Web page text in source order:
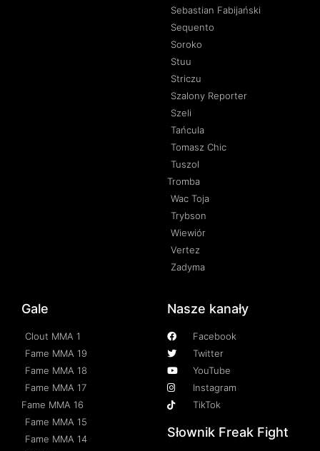
Sebastian Fabijański
Sequento
Soroko
Stuu
Striczu
Szalony Reporter
Szeli
Tańcula
Tomasz Chic
Tuszol
Tromba
Wac Toja
Trybson
Wiewiór
Vertez
Zadyma
Gale
Clout MMA 1
Fame MMA 19
Fame MMA 18
Fame MMA 17
Fame MMA 16
Fame MMA 15
Fame MMA 14
Nasze kanały
Facebook
Twitter
YouTube
Instagram
TikTok
Słownik Freak Fight